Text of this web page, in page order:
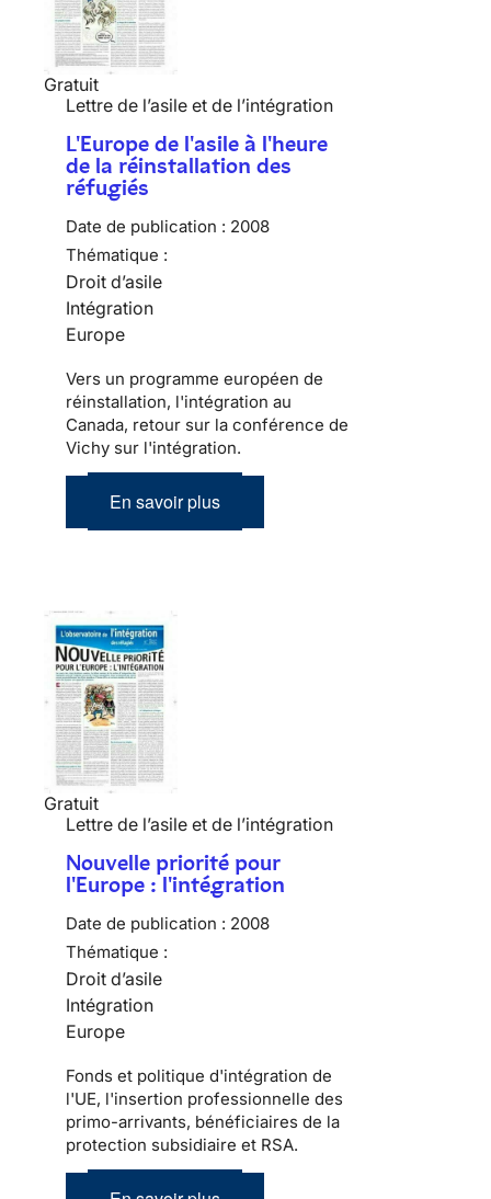
Gratuit
Lettre de l’asile et de l’intégration
L'Europe de l'asile à l'heure
de la réinstallation des
réfugiés
Date de publication : 2008
Thématique :
Droit d’asile
Intégration
Europe
Vers un programme européen de
réinstallation, l'intégration au
Canada, retour sur la conférence de
Vichy sur l'intégration.
En savoir plus
Gratuit
Lettre de l’asile et de l’intégration
Nouvelle priorité pour
l'Europe : l'intégration
Date de publication : 2008
Thématique :
Droit d’asile
Intégration
Europe
Fonds et politique d'intégration de
l'UE, l'insertion professionnelle des
primo-arrivants, bénéficiaires de la
protection subsidiaire et RSA.